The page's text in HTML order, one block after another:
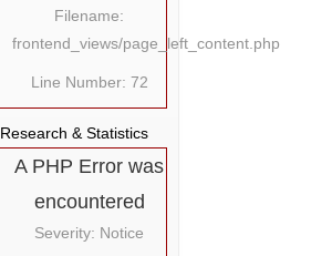
Filename:
frontend_views/page_left_content.php
Line Number: 72
Research & Statistics
A PHP Error was
encountered
Severity: Notice